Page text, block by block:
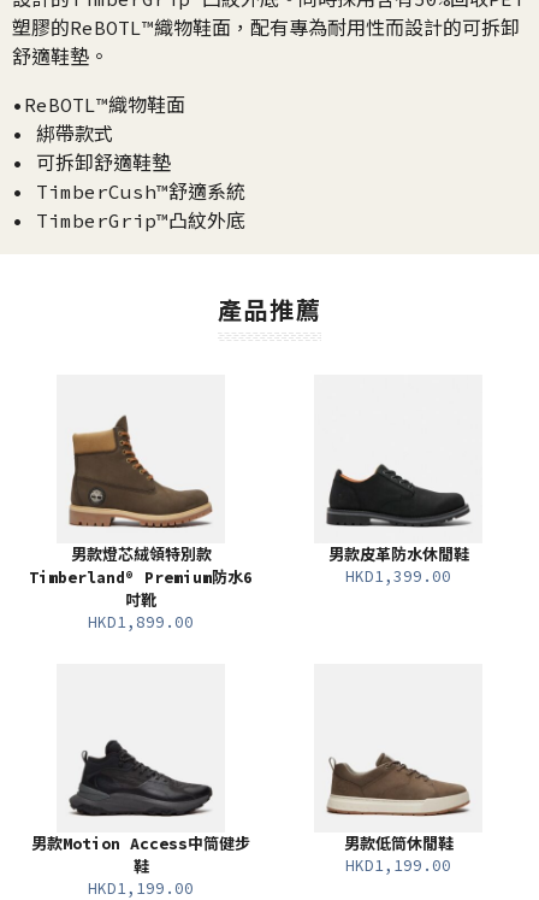
塑膠的ReBOTL™織物鞋面，配有專為耐用性而設計的可拆卸
舒適鞋墊。
•ReBOTL™織物鞋面
• 綁帶款式
• 可拆卸舒適鞋墊
• TimberCush™舒適系統
• TimberGrip™凸紋外底
產品推薦
男款燈芯絨領特別款
Timberland® Premium防水6
吋靴
HKD1,899.00
男款皮革防水休閒鞋
HKD1,399.00
男款Motion Access中筒健步
鞋
HKD1,199.00
男款低筒休閒鞋
HKD1,199.00